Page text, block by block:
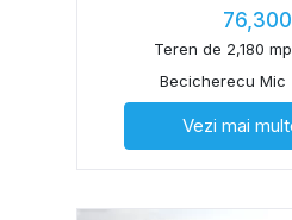
Teren de 2,180
Becicherecu Mic
Vezi mai